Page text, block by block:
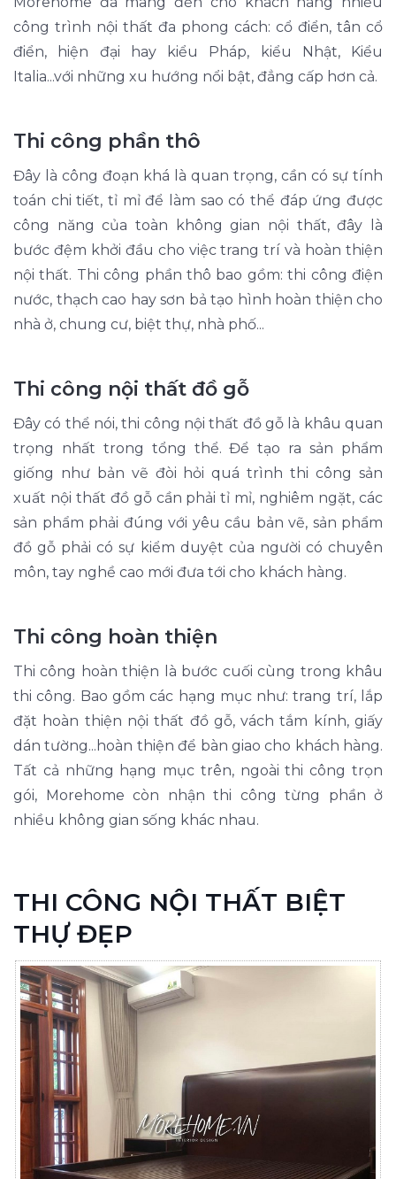
công trình nội thất đa phong cách: cổ điển, tân cổ
điển, hiện đại hay kiểu Pháp, kiểu Nhật, Kiểu
Italia...với những xu hướng nổi bật, đẳng cấp hơn cả.
Thi công phần thô
Đây là công đoạn khá là quan trọng, cần có sự tính
toán chi tiết, tỉ mỉ để làm sao có thể đáp ứng được
công năng của toàn không gian nội thất, đây là
bước đệm khởi đầu cho việc trang trí và hoàn thiện
nội thất. Thi công phần thô bao gồm: thi công điện
nước, thạch cao hay sơn bả tạo hình hoàn thiện cho
nhà ở, chung cư, biệt thự, nhà phố...
Thi công nội thất đồ gỗ
Đây có thể nói, thi công nội thất đồ gỗ là khâu quan
trọng nhất trong tổng thể. Để tạo ra sản phẩm
giống như bản vẽ đòi hỏi quá trình thi công sản
xuất nội thất đồ gỗ cần phải tỉ mỉ, nghiêm ngặt, các
sản phẩm phải đúng với yêu cầu bản vẽ, sản phẩm
đồ gỗ phải có sự kiểm duyệt của người có chuyên
môn, tay nghề cao mới đưa tới cho khách hàng.
Thi công hoàn thiện
Thi công hoàn thiện là bước cuối cùng trong khâu
thi công. Bao gồm các hạng mục như: trang trí, lắp
đặt hoàn thiện nội thất đồ gỗ, vách tắm kính, giấy
dán tường...hoàn thiện để bàn giao cho khách hàng.
Tất cả những hạng mục trên, ngoài thi công trọn
gói, Morehome còn nhận thi công từng phần ở
nhiều không gian sống khác nhau.
THI CÔNG NỘI THẤT BIỆT
THỰ ĐẸP